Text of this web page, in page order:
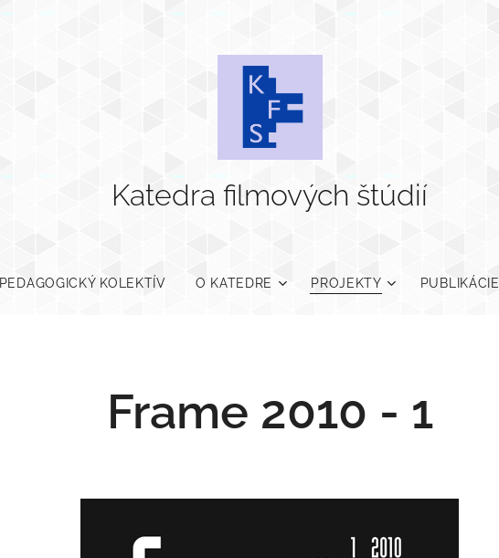
Katedra filmových štúdií
PEDAGOGICKÝ KOLEKTÍV O KATEDRE PROJEKTY PUBLIKÁCIE
Frame 2010 - 1